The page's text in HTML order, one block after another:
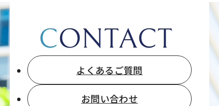
CONTACT
よくあるご質問
お問い合わせ